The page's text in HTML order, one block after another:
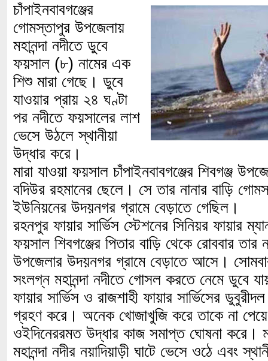
চাঁপাইনবাবগঞ্জের
গোমস্তাপুর উপজেলায়
মহানন্দা নদীতে ডুবে
ফয়সাল (৮) নামের এক
শিশু মারা গেছে। ডুবে
যাওয়ার প্রায় ২৪ ঘণ্টা
পর নদীতে ফয়সালের লাশ
ভেসে উঠলে স্থানীয়া
উদ্ধার করে।
মারা যাওয়া ফয়সাল চাঁপাইনবাবগঞ্জের শিবগঞ্জ
বদিউর রহমানের ছেলে। সে তার নানার বাড়ি
ইউনিয়নের উদয়নগর গ্রামে বেড়াতে গেছিল।
রহনপুর ফায়ার সার্ভিস স্টেশনের সিনিয়র ফায়ার
ফয়সাল শিবগঞ্জের পিতার বাড়ি থেকে রোববার তার
উপজেলার উদয়নগর গ্রামে বেড়াতে আসে।
সংলগ্ন মহানন্দা নদীতে গোসল করতে নেমে ডুবে
ফায়ার সার্ভিস ও রাজশাহী ফায়ার সার্ভিসের
গ্রহণ করে। অনেক খোজাখুজি করে তাকে না পেয়ে
ওইদিনেররমত উদ্ধার কাজ সমাপ্ত ঘোষনা করে।
মহানন্দা নদীর নয়াদিয়াড়ী ঘাটে ভেসে ওঠে এবং